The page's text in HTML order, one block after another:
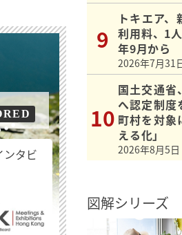
ンタビ
トキエア
利用料、1
年9月から
2026年7月31
国土交通省
へ認定制度
町村を対象
える化」
2026年8月5日
図解シリーズ